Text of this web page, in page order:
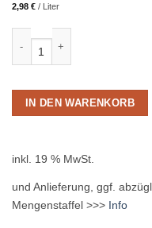
2,98 €/ Liter
IN DEN WARENKORB
inkl. 19 % MwSt.
und Anlieferung, ggf.
Mengenstaffel >>> Info